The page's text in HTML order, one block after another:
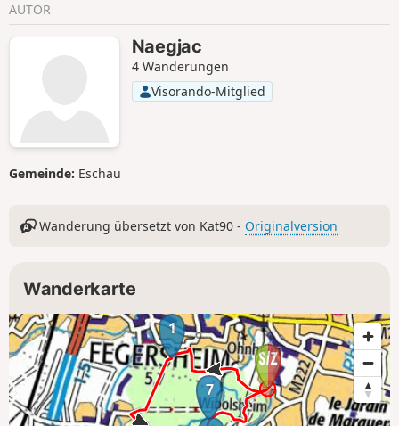
Gestrüpp unter den Stromleitungen zu
beseitigen.
AUTOR
Naegjac
4 Wanderungen
Visorando-Mitglied
Gemeinde: Eschau
Wanderung übersetzt von Kat90 - Originalversion
Wanderkarte
1
7